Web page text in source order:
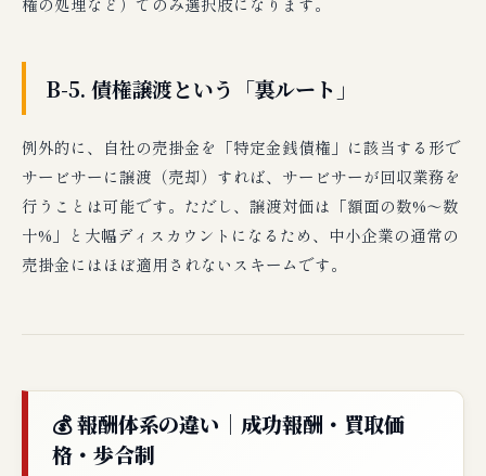
B-5. 債権譲渡という「裏ルート」
例外的に、自社の売掛金を「特定金銭債権」に該当する形で
サービサーに譲渡（売却）すれば、サービサーが回収業務を
行うことは可能です。ただし、譲渡対価は「額面の数%〜数
十%」と大幅ディスカウントになるため、中小企業の通常の
売掛金にはほぼ適用されないスキームです。
💰 報酬体系の違い｜成功報酬・買取価
格・歩合制